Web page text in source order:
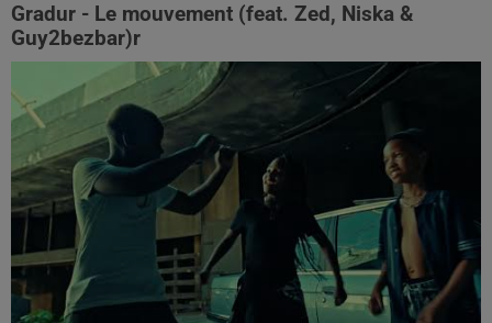
Gradur - Le mouvement (feat. Zed, Niska &
Guy2bezbar)r